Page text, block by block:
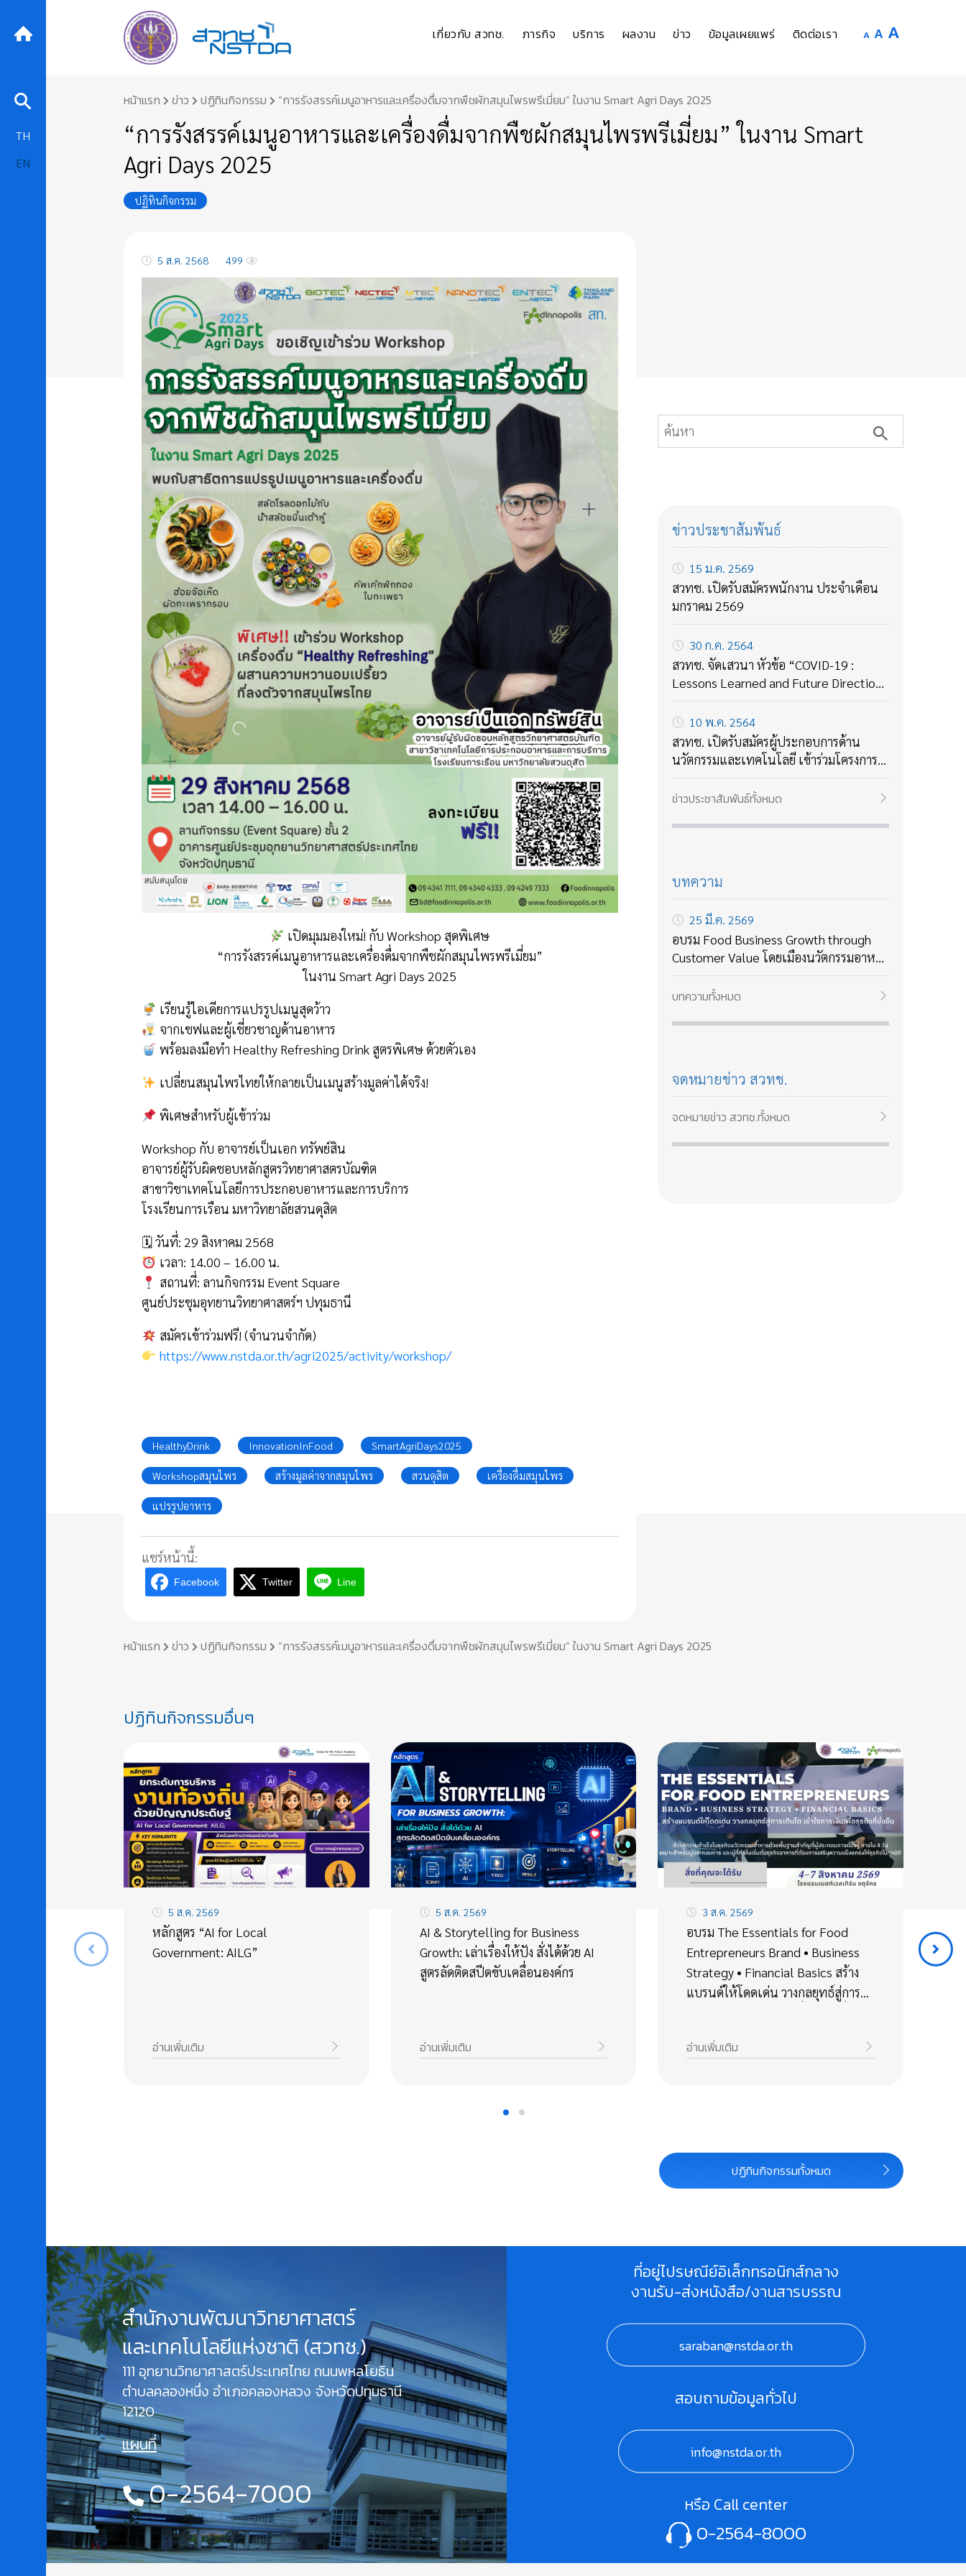
to
เกี่ยวกับ สวทช. ภารกิจ บริการ ผลงาน ข่าว ข้อมูลเผยแพร่ ติดต่อเรา A Decrease
A Reset
A
หน้าแรก ข่าว ปฏิทินกิจกรรม “การรังสรรค์เมนูอาหารและเครื่องดื่มจากพืชผักสมุนไพรพรีเมี่ยม” ในงาน Smart Agri Days 2025
“การรังสรรค์เมนูอาหารและเครื่องดื่มจากพืชผักสมุนไพรพรีเมี่ยม” ในงาน Smart
Agri Days 2025
ปฏิทินกิจกรรม
5 ส.ค. 2568 499
เปิดมุมมองใหม่! กับ Workshop สุดพิเศษ
“การรังสรรค์เมนูอาหารและเครื่องดื่มจากพืชผักสมุนไพรพรีเมี่ยม”
ในงาน Smart Agri Days 2025
เรียนรู้ไอเดียการแปรรูปเมนูสุดว้าว
จากเชฟและผู้เชี่ยวชาญด้านอาหาร
พร้อมลงมือทำ Healthy Refreshing Drink สูตรพิเศษ ด้วยตัวเอง
เปลี่ยนสมุนไพรไทยให้กลายเป็นเมนูสร้างมูลค่าได้จริง!
พิเศษสำหรับผู้เข้าร่วม
Workshop กับ อาจารย์เป็นเอก ทรัพย์สิน
อาจารย์ผู้รับผิดชอบหลักสูตรวิทยาศาสตรบัณฑิต
สาขาวิชาเทคโนโลยีการประกอบอาหารและการบริการ
โรงเรียนการเรือน มหาวิทยาลัยสวนดุสิต
🗓 วันที่: 29 สิงหาคม 2568
เวลา: 14.00 – 16.00 น.
สถานที่: ลานกิจกรรม Event Square
ศูนย์ประชุมอุทยานวิทยาศาสตร์ฯ ปทุมธานี
สมัครเข้าร่วมฟรี! (จำนวนจำกัด)
https://www.nstda.or.th/agri2025/activity/workshop/
HealthyDrink InnovationInFood SmartAgriDays2025
Workshopสมุนไพร สร้างมูลค่าจากสมุนไพร สวนดุสิต เครื่องดื่มสมุนไพร
แปรรูปอาหาร
แชร์หน้านี้:
Facebook Twitter Line
ข่าวประชาสัมพันธ์
15 ม.ค. 2569
สวทช. เปิดรับสมัครพนักงาน ประจำเดือน
มกราคม 2569
30 ก.ค. 2564
สวทช. จัดเสวนา หัวข้อ “COVID-19 :
Lessons Learned and Future Directions
ถอดบทเรียนจาก COVID-19 กับแนวทาง
รับมือกับโรคร้ายใหม่ๆในอนาคต
10 พ.ค. 2564
สวทช. เปิดรับสมัครผู้ประกอบการด้าน
นวัตกรรมและเทคโนโลยี เข้าร่วมโครงการ
บ่มเพาะธุรกิจเทคโนโลยี ปี 2564
ข่าวประชาสัมพันธ์ทั้งหมด
บทความ
25 มี.ค. 2569
อบรม Food Business Growth through
Customer Value โดยเมืองนวัตกรรมอาหาร
สวทช เรียนรู้การวิเคราะห์ลูกค้า สร้างคุณค่า
และกลยุทธ์เติบโตธุรกิจอาหาร 14–15 พ.ค.
บทความทั้งหมด
จดหมายข่าว สวทช.
จดหมายข่าว สวทช.ทั้งหมด
หน้าแรก ข่าว ปฏิทินกิจกรรม “การรังสรรค์เมนูอาหารและเครื่องดื่มจากพืชผักสมุนไพรพรีเมี่ยม” ในงาน Smart Agri Days 2025
ปฏิทินกิจกรรมอื่นๆ
5 ส.ค. 2569
หลักสูตร “AI for Local
Government: AILG”
อ่านเพิ่มเติม
5 ส.ค. 2569
AI & Storytelling for Business
Growth: เล่าเรื่องให้ปัง สั่งได้ด้วย AI
สูตรลัดติดสปีดขับเคลื่อนองค์กร
อ่านเพิ่มเติม
3 ส.ค. 2569
อบรม The Essentials for Food
Entrepreneurs Brand • Business
Strategy • Financial Basics สร้าง
แบรนด์ให้โดดเด่น วางกลยุทธ์สู่การ
อ่านเพิ่มเติม
ปฏิทินกิจกรรมทั้งหมด
TH
EN
สำนักงานพัฒนาวิทยาศาสตร์
และเทคโนโลยีแห่งชาติ (สวทช.)
111 อุทยานวิทยาศาสตร์ประเทศไทย ถนนพหลโยธิน
ตำบลคลองหนึ่ง อำเภอคลองหลวง จังหวัดปทุมธานี
12120
แผนที่
0-2564-7000
ที่อยู่ไปรษณีย์อิเล็กทรอนิกส์กลาง
งานรับ-ส่งหนังสือ/งานสารบรรณ
saraban@nstda.or.th
สอบถามข้อมูลทั่วไป
info@nstda.or.th
หรือ Call center
0-2564-8000